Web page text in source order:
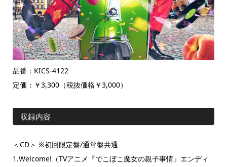
品番：KICS-4122
定価：￥3,300（税抜価格￥3,000）
収録内容
＜CD＞ ※初回限定盤/通常盤共通
1.Welcome!（TVアニメ『でこぼこ魔女の親子事情』エンディ